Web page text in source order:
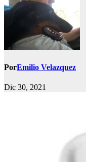
PorEmilio Velazquez
Dic 30, 2021